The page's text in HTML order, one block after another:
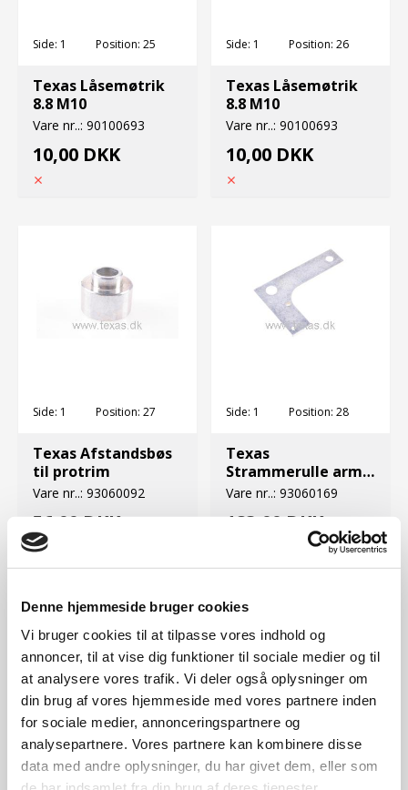
Denne hjemmeside bruger cookies
Vi bruger cookies til at tilpasse vores indhold og
annoncer, til at vise dig funktioner til sociale medier og til
at analysere vores trafik. Vi deler også oplysninger om
din brug af vores hjemmeside med vores partnere inden
for sociale medier, annonceringspartnere og
analysepartnere. Vores partnere kan kombinere disse
data med andre oplysninger, du har givet dem, eller som
Side: 1 Position: 25
Texas Låsemøtrik
8.8 M10
Vare nr..: 90100693
10,00 DKK
Side: 1 Position: 26
Texas Låsemøtrik
8.8 M10
Vare nr..: 90100693
10,00 DKK
Side: 1 Position: 27
Texas Afstandsbøs
til protrim
Vare nr..: 93060092
56,00 DKK
Side: 1 Position: 28
Texas
Strammerulle arm
til protrim model
Vare nr..: 93060169
183,00 DKK
Side: